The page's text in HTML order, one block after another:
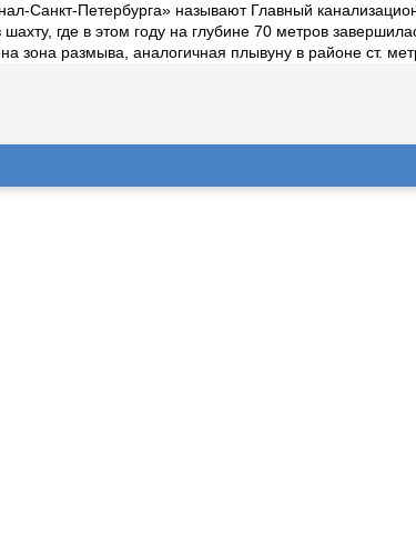
Санкт-Петербурга» называют Главный
где в этом году на глубине 70 метров
зона размыва, аналогичная плывуну в районе ст.